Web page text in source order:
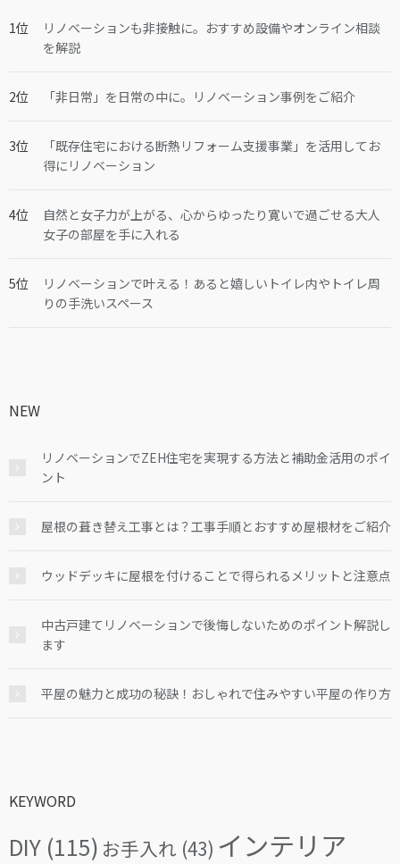
リノベーションも非接触に。おすすめ設備やオンライン相談
を解説
「非日常」を日常の中に。リノベーション事例をご紹介
「既存住宅における断熱リフォーム支援事業」を活用してお
得にリノベーション
自然と女子力が上がる、心からゆったり寛いで過ごせる大人
女子の部屋を手に入れる
リノベーションで叶える！あると嬉しいトイレ内やトイレ周
りの手洗いスペース
NEW
リノベーションでZEH住宅を実現する方法と補助金活用のポイ
ント
屋根の葺き替え工事とは？工事手順とおすすめ屋根材をご紹介
ウッドデッキに屋根を付けることで得られるメリットと注意点
中古戸建てリノベーションで後悔しないためのポイント解説し
ます
平屋の魅力と成功の秘訣！おしゃれで住みやすい平屋の作り方
KEYWORD
DIY (115) お手入れ (43) インテリア